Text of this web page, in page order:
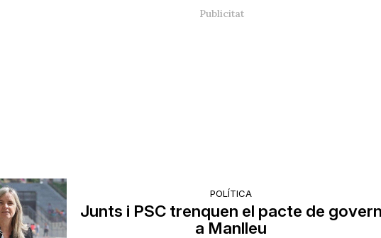
POLÍTICA
Junts i PSC trenquen el pacte de
a Manlleu